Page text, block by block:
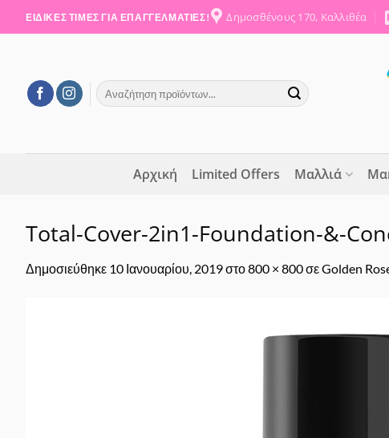
ΕΙΔΙΚΕΣ ΤΙΜΕΣ ΓΙΑ ΕΠΑΓΓΕΛΜΑΤΙΕΣ! Δημοσθένους 170, Καλλιθέα
Αναζήτηση
για:
Αρχική Limited Offers Μαλλιά
Total-Cover-2in1-Foundation-&-
Δημοσιεύθηκε 10 Ιανουαρίου, 2019στο800 × 800σεGolden